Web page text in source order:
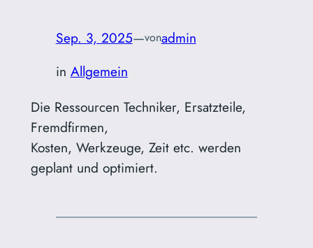
Sep. 3, 2025—vonadmin
in Allgemein
Die Ressourcen Techniker, Ersatzteile,
Fremdfirmen,
Kosten, Werkzeuge, Zeit etc. werden
geplant und optimiert.